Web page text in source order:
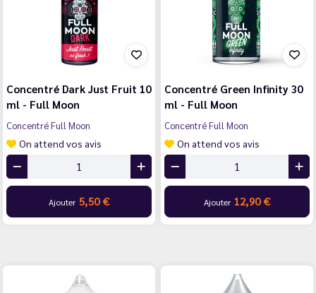
Concentré Dark Just Fruit 10
ml - Full Moon
Concentré Full Moon
On attend vos avis
Ajouter 5,50 €
Concentré Green Infinity 30
ml - Full Moon
Concentré Full Moon
On attend vos avis
Ajouter 12,90 €